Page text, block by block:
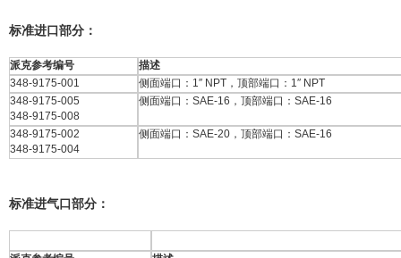
标准进口部分：
派克参考编号
描述
348-9175-001
侧面端口：1″ NPT，顶部端口：1″ NPT
348-9175-005
348-9175-008
侧面端口：SAE-16，顶部端口：SAE-16
348-9175-002
348-9175-004
侧面端口：SAE-20，顶部端口：SAE-16
标准进气口部分：